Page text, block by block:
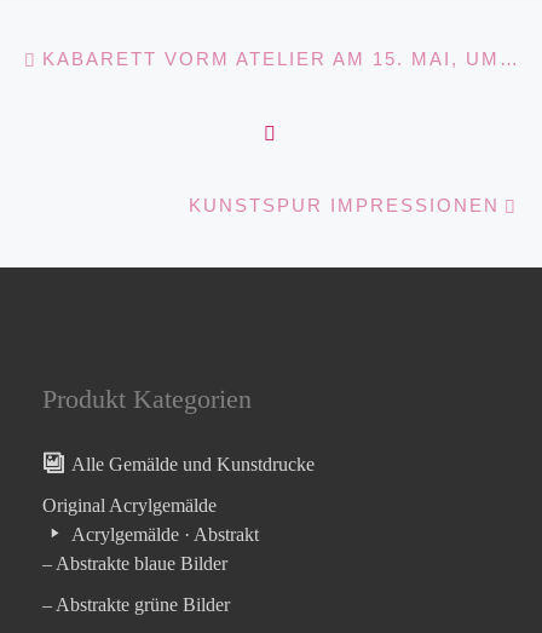
Beitragsnavigation KABARETT VORM ATELIER AM 15. MAI, UM 16.00
KUNSTSPUR IMPRESSIONEN
Produkt Kategorien
Alle Gemälde und Kunstdrucke
Original Acrylgemälde
Acrylgemälde · Abstrakt
– Abstrakte blaue Bilder
– Abstrakte grüne Bilder